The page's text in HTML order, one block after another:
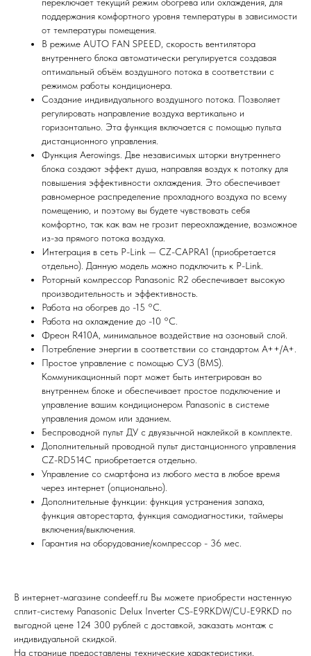
поддержания комфортного уровня температуры в зависимости
от температуры помещения.
В режиме AUTO FAN SPEED, скорость вентилятора
внутреннего блока автоматически регулируется создавая
оптимальный объём воздушного потока в соответствии с
режимом работы кондиционера.
Создание индивидуального воздушного потока. Позволяет
регулировать направление воздуха вертикально и
горизонтально. Эта функция включается с помощью пульта
дистанционного управления.
Функция Aerowings. Две независимых шторки внутреннего
блока создают эффект душа, направляя воздух к потолку для
повышения эффективности охлаждения. Это обеспечивает
равномерное распределение прохладного воздуха по всему
помещению, и поэтому вы будете чувствовать себя
комфортно, так как вам не грозит переохлаждение, возможное
из-за прямого потока воздуха.
Интеграция в сеть P-Link — CZ-CAPRA1 (приобретается
отдельно). Данную модель можно подключить к P-Link.
Роторный компрессор Panasonic R2 обеспечивает высокую
производительность и эффективность.
Работа на обогрев до -15 °С.
Работа на охлаждение до -10 °С.
Фреон R410A, минимальное воздействие на озоновый слой.
Потребление энергии в соответствии со стандартом A++/A+.
Простое управление с помощью СУЗ (BMS).
Коммуникационный порт может быть интегрирован во
внутреннем блоке и обеспечивает простое подключение и
управление вашим кондиционером Panasonic в системе
управления домом или зданием.
Беспроводной пульт ДУ с двуязычной наклейкой в комплекте.
Дополнительный проводной пульт дистанционного управления
CZ-RD514C приобретается отдельно.
Управление со смартфона из любого места в любое время
через интернет (опционально).
Дополнительные функции: функция устранения запаха,
функция авторестарта, функция самодиагностики, таймеры
включения/выключения.
Гарантия на оборудование/компрессор - 36 мес.
В интернет-магазине condeeff.ru Вы можете приобрести настенную
сплит-систему Panasonic Delux Inverter CS-E9RKDW/CU-E9RKD по
выгодной цене 124 300 рублей с доставкой, заказать монтаж с
индивидуальной скидкой.
На странице предоставлены технические характеристики,
Я согласен (на) с политикой обработки персональных данных
Отправить
Не нашли то, что искали или
затрудняетесь в выборе?
Оставьте заявку, и мы подберем
вам нужный товар
Мы всегда рады вам помочь